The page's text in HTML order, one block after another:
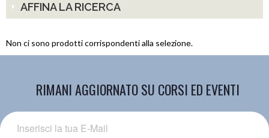
AFFINA LA RICERCA
Non ci sono prodotti corrispondenti alla selezione.
RIMANI AGGIORNATO SU CORSI ED EVENTI